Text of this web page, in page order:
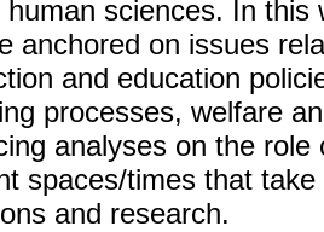
human sciences. In this
anchored on issues
and education
processes, welfare
analyses on the
spaces/times that
and research.